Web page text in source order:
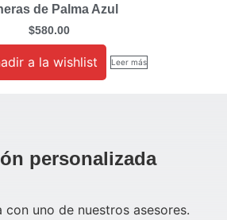
de Palma Azul
$580.00
a la wishlist Leer más
personalizada
con uno de nuestros asesores.